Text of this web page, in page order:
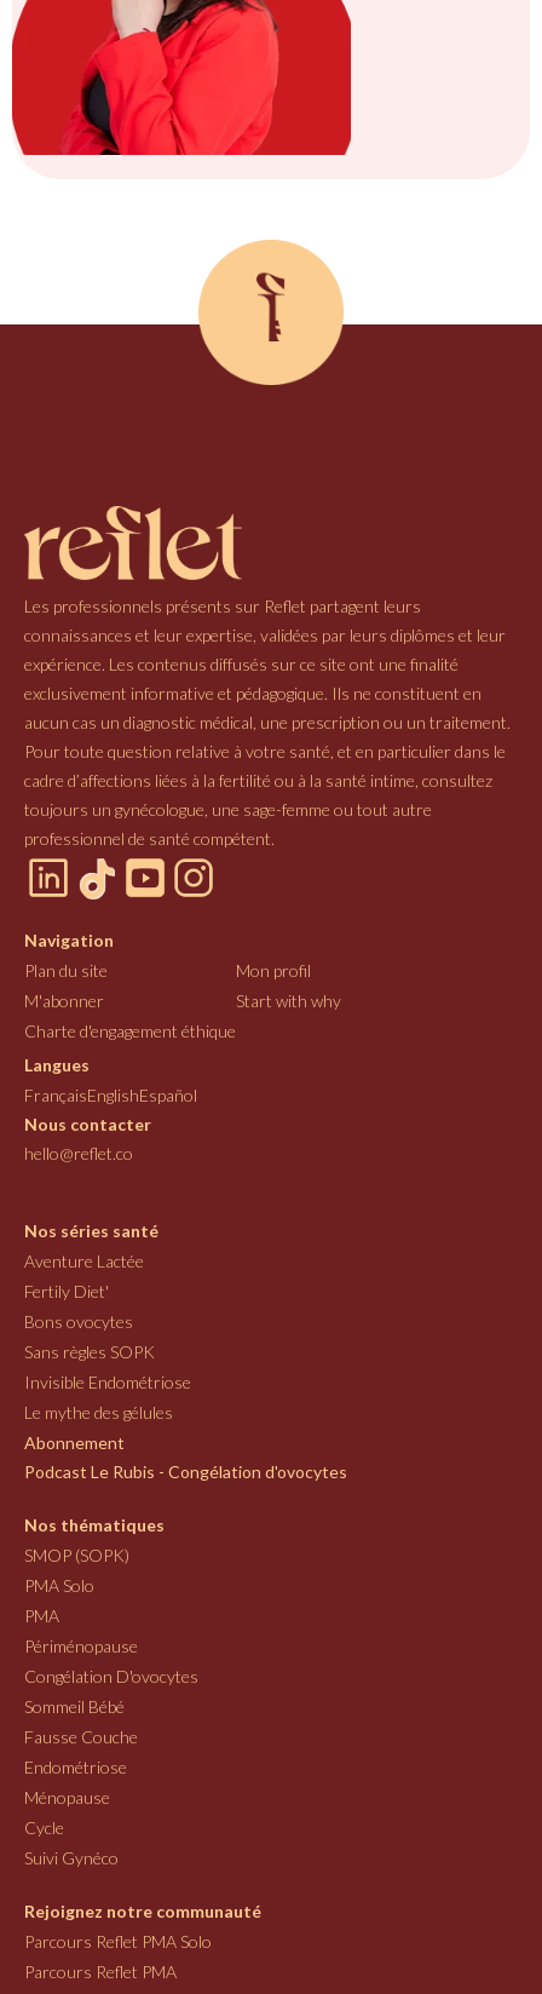
Les professionnels présents sur Reflet partagent leurs
connaissances et leur expertise, validées par leurs diplômes et leur
expérience. Les contenus diffusés sur ce site ont une finalité
exclusivement informative et pédagogique. Ils ne constituent en
aucun cas un diagnostic médical, une prescription ou un traitement.
Pour toute question relative à votre santé, et en particulier dans le
cadre d’affections liées à la fertilité ou à la santé intime, consultez
toujours un gynécologue, une sage-femme ou tout autre
professionnel de santé compétent.
Navigation
Plan du site
Mon profil
M'abonner
Start with why
Charte d'engagement éthique
Langues
FrançaisEnglishEspañol
Nous contacter
hello@reflet.co
Nos séries santé
Aventure Lactée
Fertily Diet'
Bons ovocytes
Sans règles SOPK
Invisible Endométriose
Le mythe des gélules
Abonnement
Podcast Le Rubis - Congélation d'ovocytes
Nos thématiques
SMOP (SOPK)
PMA Solo
PMA
Périménopause
Congélation D'ovocytes
Sommeil Bébé
Fausse Couche
Endométriose
Ménopause
Cycle
Suivi Gynéco
Rejoignez notre communauté
Parcours Reflet PMA Solo
Parcours Reflet PMA